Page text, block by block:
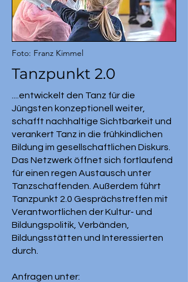
Foto: Franz Kimmel
Tanzpunkt 2.0
....entwickelt den Tanz für die
Jüngsten konzeptionell weiter,
schafft nachhaltige Sichtbarkeit und
verankert Tanz in die frühkindlichen
Bildung im gesellschaftlichen Diskurs.
Das Netzwerk öffnet sich fortlaufend
für einen regen Austausch unter
Tanzschaffenden. Außerdem führt
Tanzpunkt 2.0 Gesprächstreffen mit
Verantwortlichen der Kultur- und
Bildungspolitik, Verbänden,
Bildungsstätten und Interessierten
durch.
Anfragen unter: